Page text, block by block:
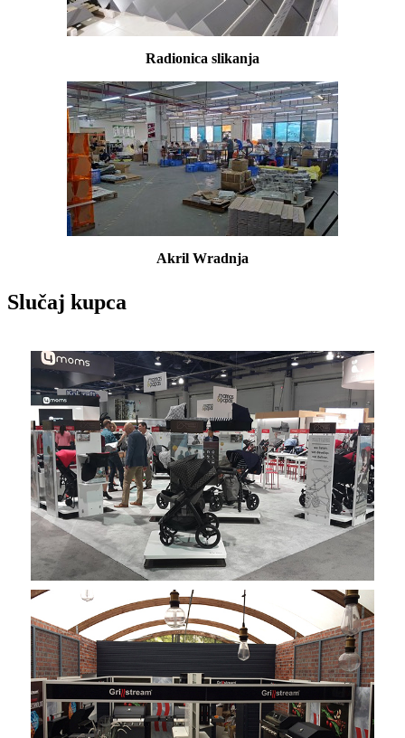
Radionica slikanja
Akril Wradnja
Slučaj kupca